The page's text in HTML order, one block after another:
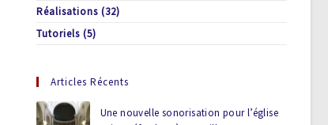
Réalisations (32)
Tutoriels (5)
Articles Récents
Une nouvelle sonorisation pour l’église